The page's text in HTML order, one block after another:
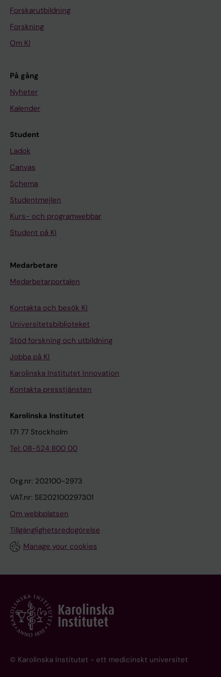
Forskarutbildning
Forskning
Om KI
På gång
Nyheter
Kalender
Student
Ladok
Canvas
Schema
Studentmejlen
Kurs- och programwebbar
Student på KI
Medarbetare
Medarbetarportalen
Kontakta och besök KI
Universitetsbiblioteket
Stöd forskning och utbildning
Jobba på KI
Karolinska Institutet Innovation
Kontakta presstjänsten
Karolinska Institutet
171 77 Stockholm
Tel: 08-524 800 00
Org.nr: 202100-2973
VAT.nr: SE202100297301
Om webbplatsen
Tillgänglighetsredogörelse
Manage your cookies
© Karolinska Institutet - ett medicinskt universitet